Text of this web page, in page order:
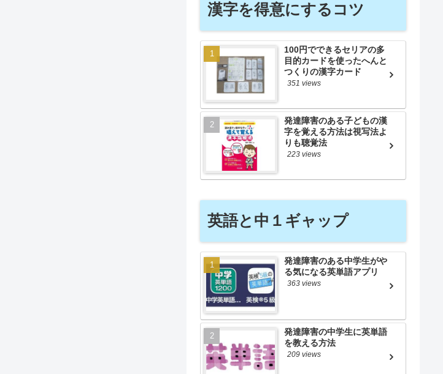
漢字を得意にするコツ
100円でできるセリアの多
目的カードを使ったへんと
つくりの漢字カード
351 views
発達障害のある子どもの漢
字を覚える方法は視写法よ
りも聴覚法
223 views
英語と中１ギャップ
発達障害のある中学生がや
る気になる英単語アプリ
363 views
発達障害の中学生に英単語
を教える方法
209 views